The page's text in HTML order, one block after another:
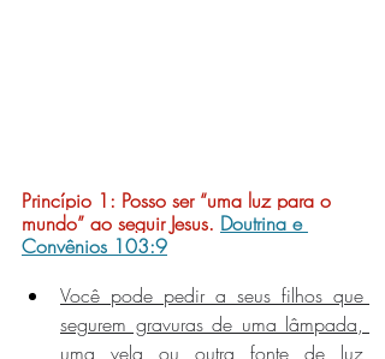
Princípio 1: Posso ser “uma luz para o
mundo” ao seguir Jesus. Doutrina e
Convênios 103:9
Você pode pedir a seus filhos que
segurem gravuras de uma lâmpada,
uma vela ou outra fonte de luz